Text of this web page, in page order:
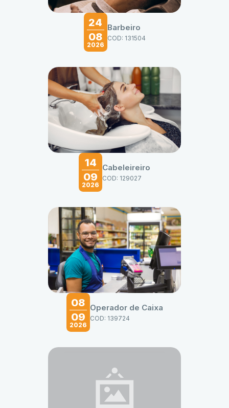
24
08
2026
Barbeiro
COD: 131504
14
09
2026
Cabeleireiro
COD: 129027
08
09
2026
Operador de Caixa
COD: 139724